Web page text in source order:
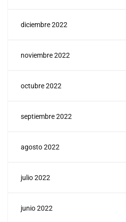
diciembre 2022
noviembre 2022
octubre 2022
septiembre 2022
agosto 2022
julio 2022
junio 2022